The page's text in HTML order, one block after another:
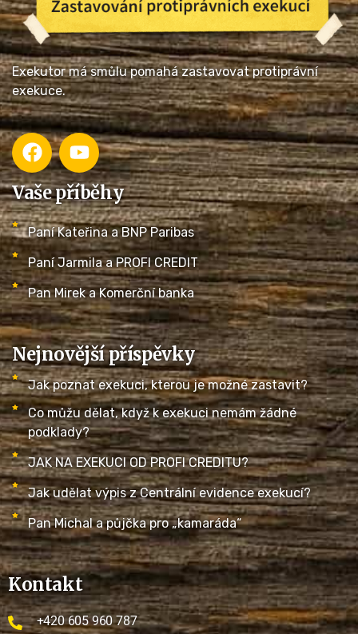
Exekutor má smůlu pomahá zastavovat protiprávní
exekuce.
Vaše příběhy
Paní Kateřina a BNP Paribas
Paní Jarmila a PROFI CREDIT
Pan Mirek a Komerční banka
Nejnovější příspěvky
Jak poznat exekuci, kterou je možné zastavit?
Co můžu dělat, když k exekuci nemám žádné
podklady?
JAK NA EXEKUCI OD PROFI CREDITU?
Jak udělat výpis z Centrální evidence exekucí?
Pan Michal a půjčka pro „kamaráda“
Kontakt
+420 605 960 787